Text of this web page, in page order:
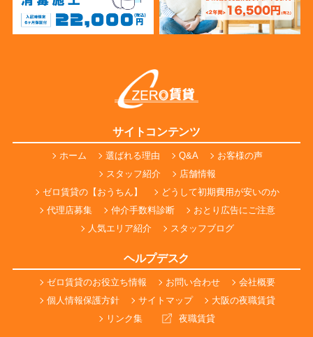
サイトコンテンツ
ホーム 選ばれる理由 Q&A
お客様の声
スタッフ紹介
店舗情報
ゼロ賃貸の【おうちん】
どうして初期費用が安いのか
代理店募集
仲介手数料診断
おとり広告にご注意
人気エリア紹介
スタッフブログ
ヘルプデスク
ゼロ賃貸のお役立ち情報 お問い合わせ
会社概要
個人情報保護方針
サイトマップ
大阪の夜職賃貸
リンク集
夜職賃貸